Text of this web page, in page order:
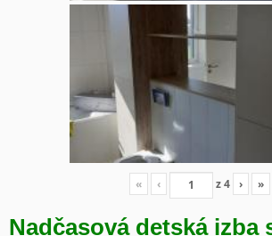
« ‹ z4 › »
Nadčasová detská izba